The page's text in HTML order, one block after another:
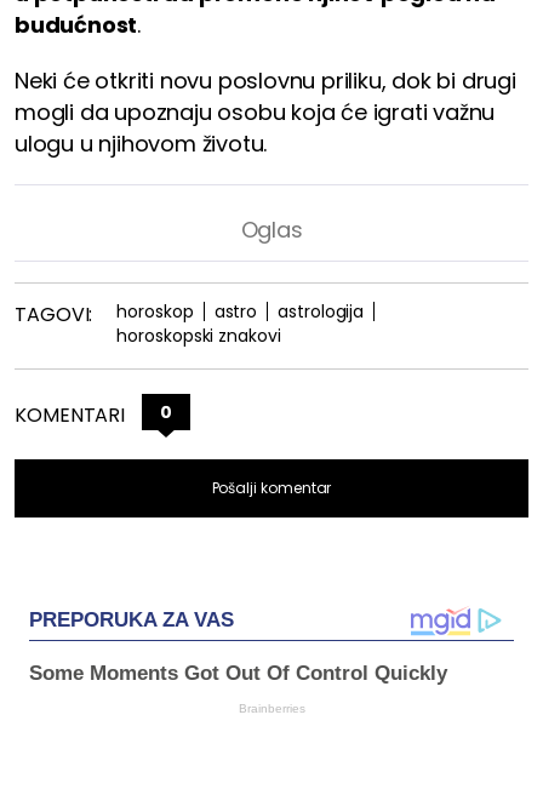
budućnost.
Neki će otkriti novu poslovnu priliku, dok bi drugi
mogli da upoznaju osobu koja će igrati važnu
ulogu u njihovom životu.
TAGOVI: horoskop astro
astrologija
horoskopski znakovi
KOMENTARI 0
Pošalji komentar
PREPORUKA ZA VAS
Some Moments Got Out Of Control Quickly
Brainberries